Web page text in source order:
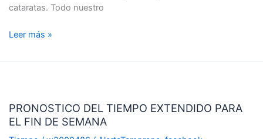
cataratas. Todo nuestro
Leer más »
PRONOSTICO DEL TIEMPO EXTENDIDO PARA
EL FIN DE SEMANA
TIEMPO
EXTENDIDO